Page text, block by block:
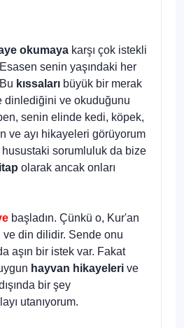
okumaya karşı çok istekli
senin yaşındaki her
kıssaları büyük bir merak
dinlediğini ve okuduğunu
senin elinde kedi, köpek,
ve ayı hikayeleri görüyorum
sorumluluk da bize
olarak ancak onları
başladın. Çünkü o, Kur'an
din dilidir. Sende onu
aşın bir istek var. Fakat
hayvan hi­kayeleri ve
bir şey
utanıyorum.